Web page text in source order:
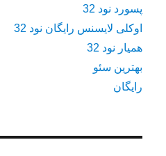
پسورد نود 32
اوکلی لایسنس رایگان نود 32
همیار نود 32
بهترین سئو
رایگان